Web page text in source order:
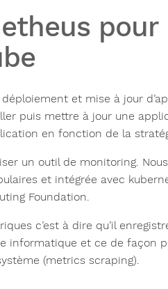
et mise à jour
puis mettre à jour une
en fonction de la
un outil de monitoring.
et intégrée avec
Foundation.
c’est à dire qu’il
informatique et ce de façon
(metrics scraping).